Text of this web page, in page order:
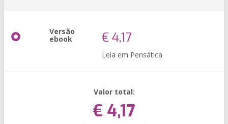
Versão
ebook € 4,17
Leia em Pensática
Valor total:
€ 4,17